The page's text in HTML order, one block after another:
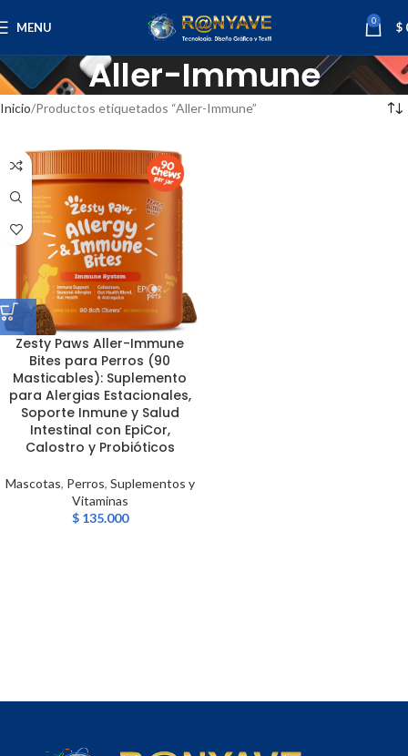
MENU 0 $
Aller-Immune
Inicio Productos etiquetados “Aller-Immune”
Zesty Paws Aller-Immune
Bites para Perros (90
Masticables): Suplemento
para Alergias Estacionales,
Soporte Inmune y Salud
Intestinal con EpiCor,
Calostro y Probióticos
Mascotas, Perros, Suplementos y
Vitaminas
$135.000